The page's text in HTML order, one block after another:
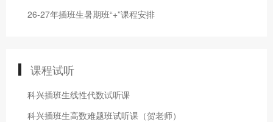
26-27年插班生暑期班“+”课程安排
课程试听
科兴插班生线性代数试听课
科兴插班生高数难题班试听课（贺老师）